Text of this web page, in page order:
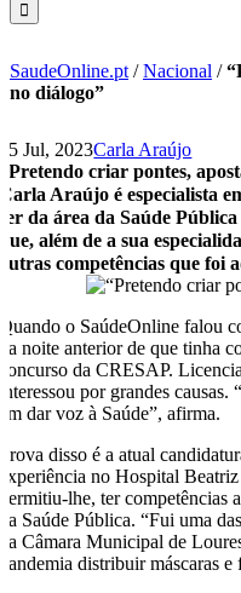
SaudeOnline.pt /Nacional /
no diálogo”
25 Jul, 2023Carla Araújo
“Pretendo criar pontes,
Carla Araújo é especialista
ser da área da Saúde
que, além de a sua
outras competências que foi
Quando o SaúdeOnline falou
na noite anterior de que tinha
concurso da CRESAP.
interessou por grandes causas.
em dar voz à Saúde”, afirma.
Prova disso é a atual
experiência no Hospital
permitiu-lhe, ter competências
da Saúde Pública. “Fui uma
da Câmara Municipal de
pandemia distribuir máscaras